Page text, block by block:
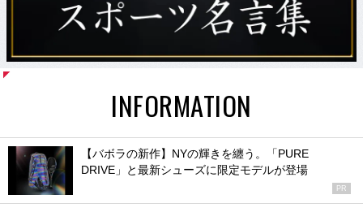
INFORMATION
【バボラの新作】NYの輝きを纏う。「PURE
DRIVE」と最新シューズに限定モデルが登場
PR